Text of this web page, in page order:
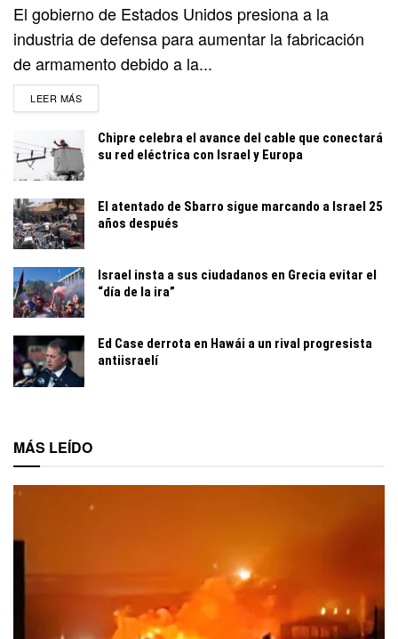
El gobierno de Estados Unidos presiona a la
industria de defensa para aumentar la fabricación
de armamento debido a la...
LEER MÁSDETAILS
Chipre celebra el avance del cable que conectará
su red eléctrica con Israel y Europa
El atentado de Sbarro sigue marcando a Israel 25
años después
Israel insta a sus ciudadanos en Grecia evitar el
“día de la ira”
Ed Case derrota en Hawái a un rival progresista
antiisraelí
MÁS LEÍDO